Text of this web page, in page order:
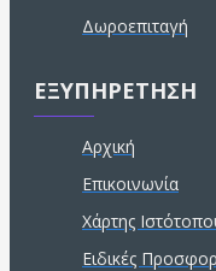
Δωροεπιταγή
ΕΞΥΠΗΡΕΤΗΣΗ
Αρχική
Επικοινωνία
Χάρτης
Ειδικές